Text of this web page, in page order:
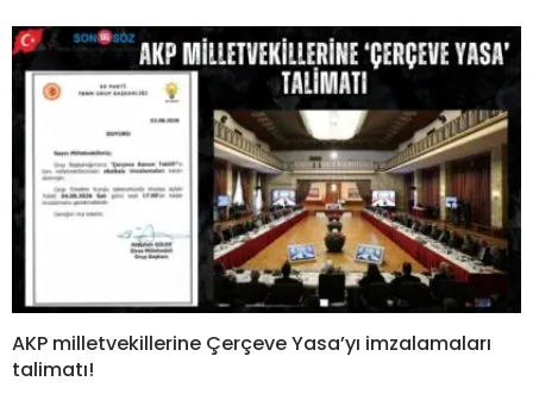
AKP milletvekillerine Çerçeve Yasa’yı imzalamaları
talimatı!